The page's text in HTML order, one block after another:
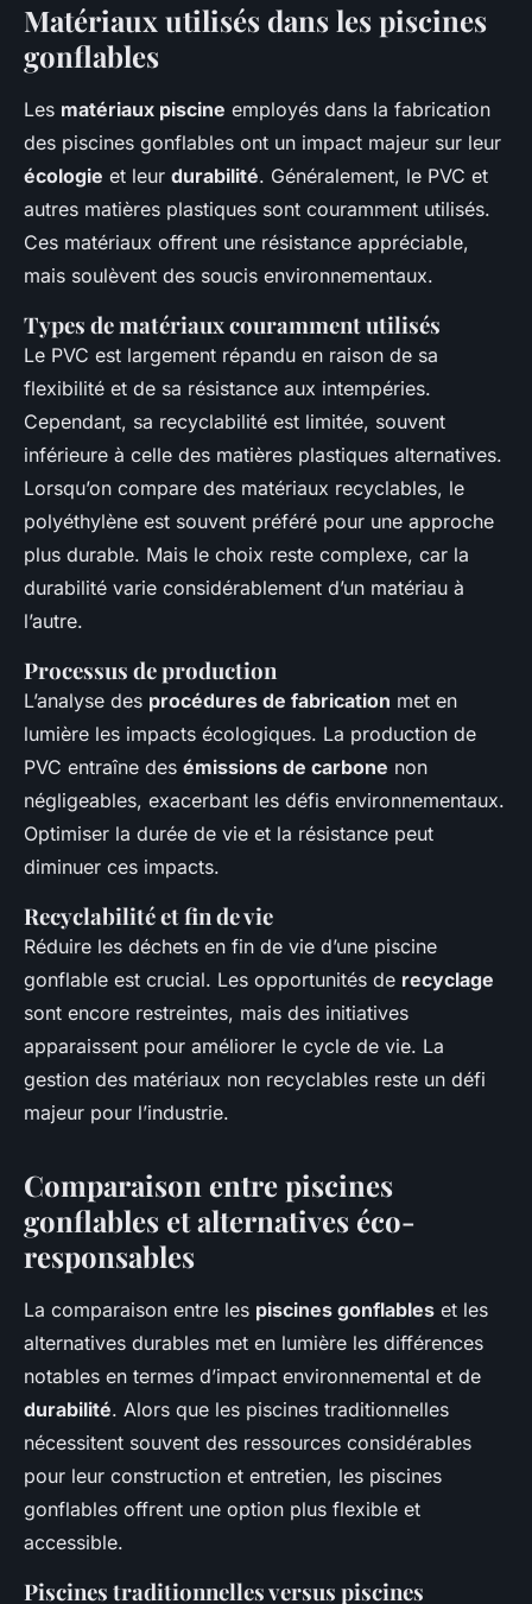
Matériaux utilisés dans les piscines
gonflables
Les matériaux piscine employés dans la fabrication
des piscines gonflables ont un impact majeur sur leur
écologie et leur durabilité. Généralement, le PVC et
autres matières plastiques sont couramment utilisés.
Ces matériaux offrent une résistance appréciable,
mais soulèvent des soucis environnementaux.
Types de matériaux couramment utilisés
Le PVC est largement répandu en raison de sa
flexibilité et de sa résistance aux intempéries.
Cependant, sa recyclabilité est limitée, souvent
inférieure à celle des matières plastiques alternatives.
Lorsqu’on compare des matériaux recyclables, le
polyéthylène est souvent préféré pour une approche
plus durable. Mais le choix reste complexe, car la
durabilité varie considérablement d’un matériau à
l’autre.
Processus de production
L’analyse des procédures de fabrication met en
lumière les impacts écologiques. La production de
PVC entraîne des émissions de carbone non
négligeables, exacerbant les défis environnementaux.
Optimiser la durée de vie et la résistance peut
diminuer ces impacts.
Recyclabilité et fin de vie
Réduire les déchets en fin de vie d’une piscine
gonflable est crucial. Les opportunités de recyclage
sont encore restreintes, mais des initiatives
apparaissent pour améliorer le cycle de vie. La
gestion des matériaux non recyclables reste un défi
majeur pour l’industrie.
Comparaison entre piscines
gonflables et alternatives éco-
responsables
La comparaison entre les piscines gonflables et les
alternatives durables met en lumière les différences
notables en termes d’impact environnemental et de
durabilité. Alors que les piscines traditionnelles
nécessitent souvent des ressources considérables
pour leur construction et entretien, les piscines
gonflables offrent une option plus flexible et
accessible.
Piscines traditionnelles versus piscines